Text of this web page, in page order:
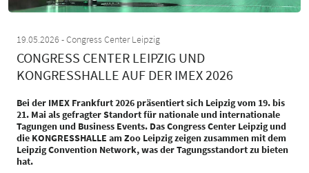
19.05.2026 Congress Center Leipzig
CONGRESS CENTER LEIPZIG UND
KONGRESSHALLE AUF DER IMEX 2026
Bei der IMEX Frankfurt 2026 präsentiert sich Leipzig vom 19. bis
21. Mai als gefragter Standort für nationale und internationale
Tagungen und Business Events. Das Congress Center Leipzig und
die KONGRESSHALLE am Zoo Leipzig zeigen zusammen mit dem
Leipzig Convention Network, was der Tagungsstandort zu bieten
hat.